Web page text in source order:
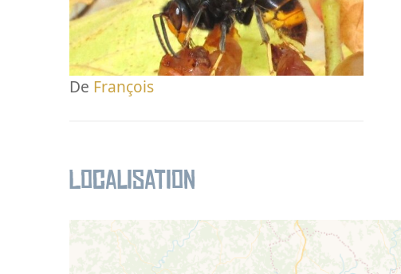
De François
Localisation